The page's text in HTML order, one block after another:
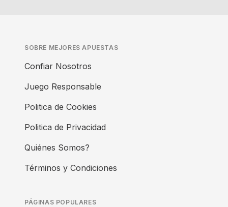
SOBRE MEJORES APUESTAS
Confiar Nosotros
Juego Responsable
Politica de Cookies
Politica de Privacidad
Quiénes Somos?
Términos y Condiciones
PÁGINAS POPULARES